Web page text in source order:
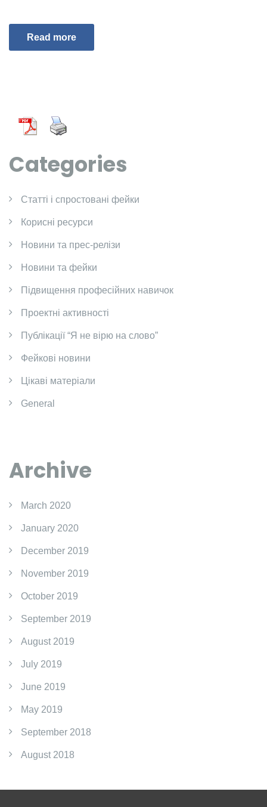
Read more
Categories
Cтатті і спростовані фейки
Корисні ресурси
Новини та прес-релізи
Новини та фейки
Підвищення професійних навичок
Проектні активності
Публікації “Я не вірю на слово”
Фейкові новини
Цікаві матеріали
General
Archive
March 2020
January 2020
December 2019
November 2019
October 2019
September 2019
August 2019
July 2019
June 2019
May 2019
September 2018
August 2018